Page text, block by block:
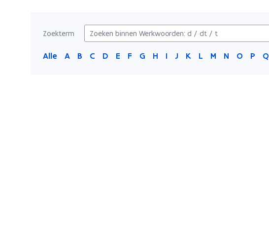
Zoekterm
Alle A B C D E F G H I J K L M N O P Q